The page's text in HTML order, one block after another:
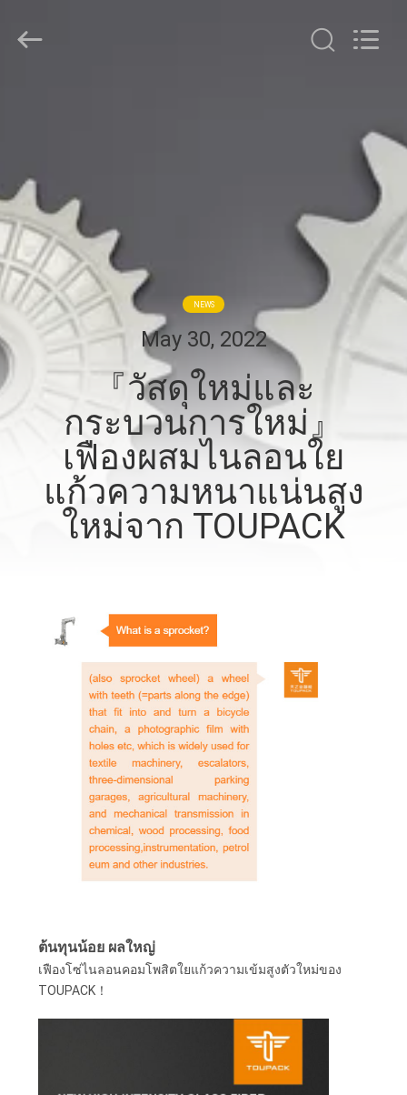
สินค้า
เกี่ยว
กับ
เรา
ทัวร์
โรงงาน
ควบคุม
ติดต่อ
ขอ
ทุน
INTELLIGENT
EQUIPMENT
NEWS
May 30, 2022
『วัสดุใหม่และ
กระบวนการใหม่』
เฟืองผสมไนลอนใย
แก้วความหนาแน่นสูง
ใหม่จาก TOUPACK
ต้นทุนน้อย ผลใหญ่
เฟืองโซ่ไนลอนคอมโพสิตใยแก้วความเข้มสูงตัวใหม่ของ
TOUPACK！